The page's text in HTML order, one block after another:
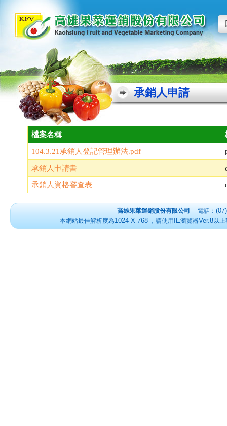
承銷人申請
檔案名稱
104.3.21承銷人登記管理辦法.pdf
承銷人申請書
承銷人資格審查表
高雄果菜運銷股份有限公司 電話：
本網站最佳解析度為1024 X 768，請使用 IE瀏覽器Ver.8以上